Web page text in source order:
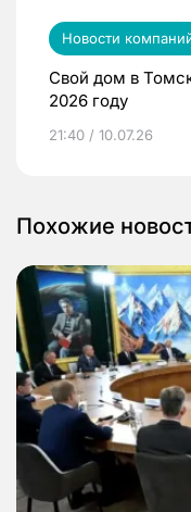
Новости
Свой дом в
2026 году
21:40 / 10.07.26
Похожие